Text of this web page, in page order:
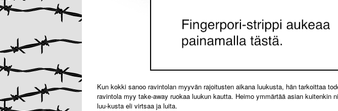
Kun kokki sanoo ravintolan myyvän rajoitusten aikana luukusta, hän tarkoittaa
ravintola myy take-away ruokaa luukun kautta. Heimo ymmärtää asian kuitenkin
luu-kusta eli virtsaa ja luita.